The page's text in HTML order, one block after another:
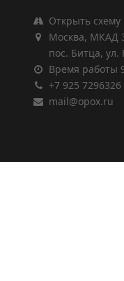
Открыть схему
Москва, МКАД
пос. Битца, ул.
Время работы
+7 925 7296326
mail@opox.ru